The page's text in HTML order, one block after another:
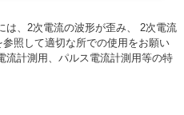
は、2次電流の波形が歪み、 2次電流
照して適切な所での使用をお願い
流計測用、パルス電流計測用等の特